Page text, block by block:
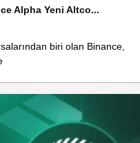
Alpha Yeni Altco...
biri olan Binance,